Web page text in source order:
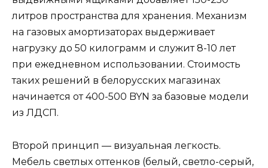
литров пространства для хранения. Механизм
на газовых амортизаторах выдерживает
нагрузку до 50 килограмм и служит 8-10 лет
при ежедневном использовании. Стоимость
таких решений в белорусских магазинах
начинается от 400-500 BYN за базовые модели
из ЛДСП.
Второй принцип — визуальная легкость.
Мебель светлых оттенков (белый, светло-серый,